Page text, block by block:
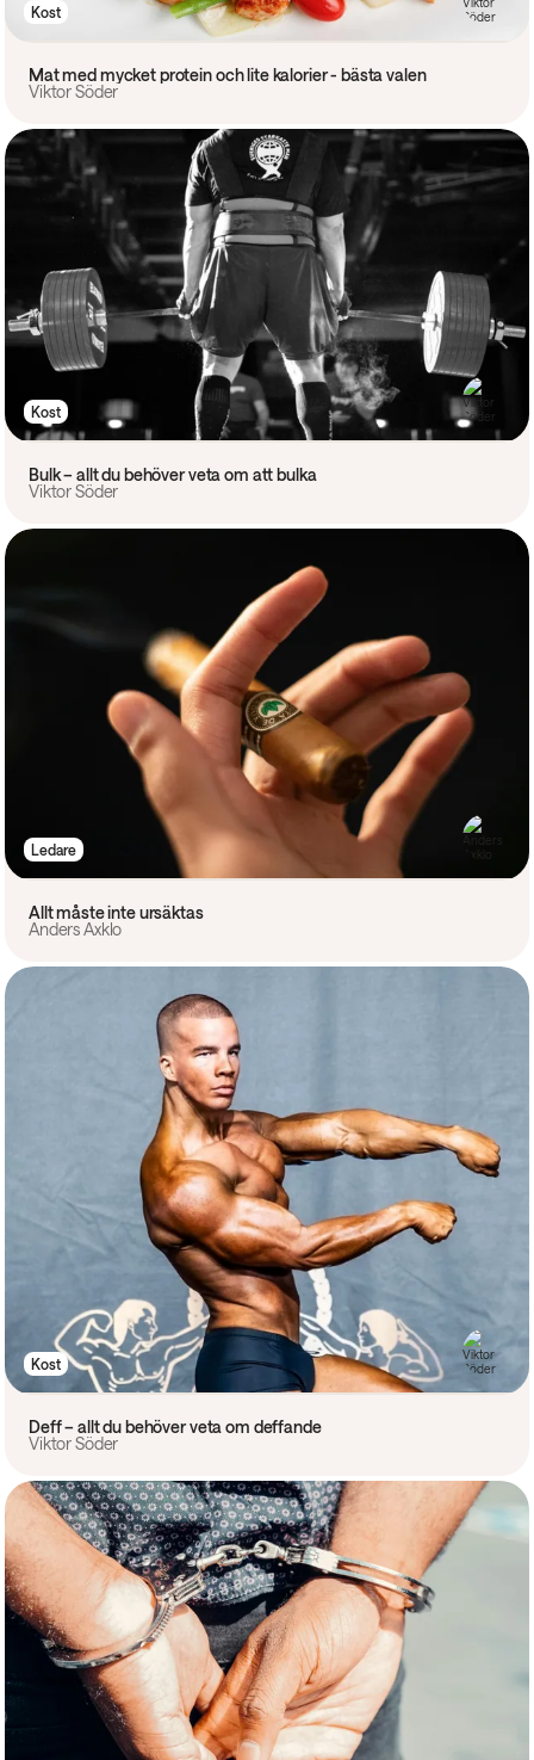
Kost
Mat med mycket protein och lite kalorier - bästa valen
Viktor Söder
Kost
Bulk – allt du behöver veta om att bulka
Viktor Söder
Ledare
Allt måste inte ursäktas
Anders Axklo
Kost
Deff – allt du behöver veta om deffande
Viktor Söder